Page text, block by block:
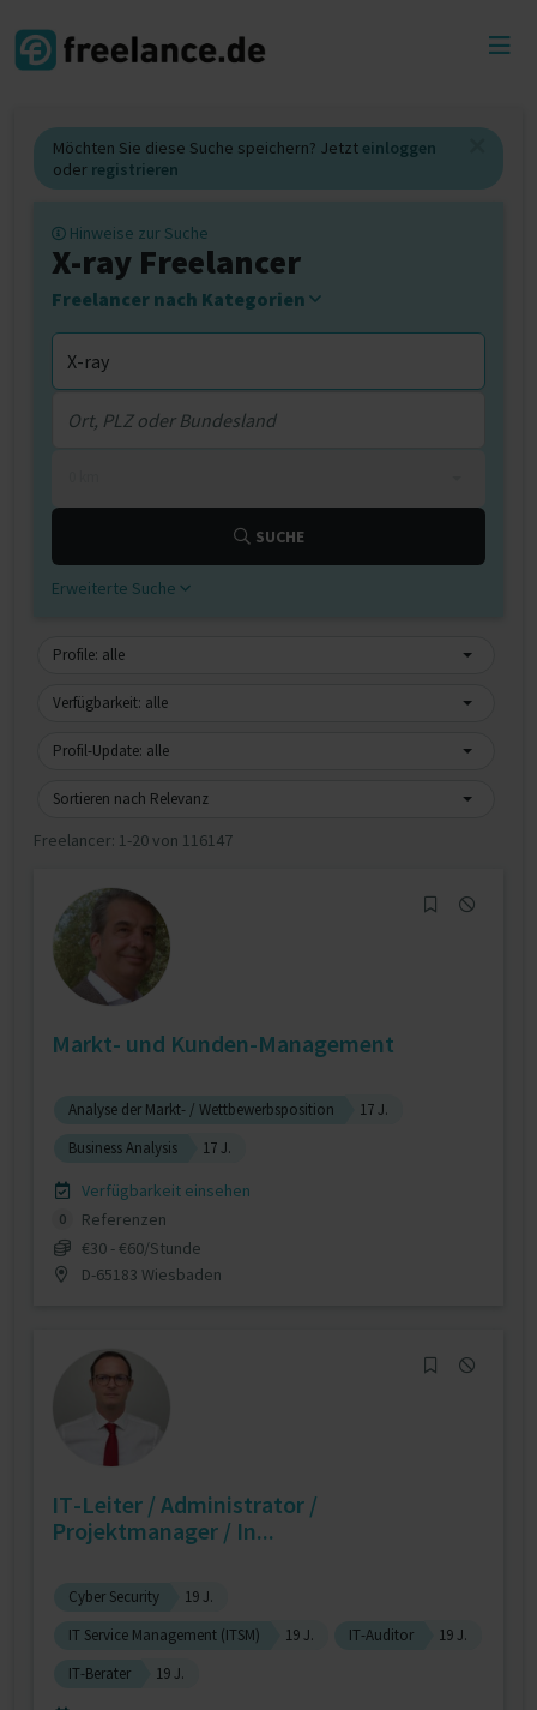
Möchten Sie diese Suche speichern? Jetzt einloggen
oder registrieren
Hinweise zur Suche
X-ray Freelancer
Freelancer nach Kategorien
SUCHE
Erweiterte Suche
Profile: alle
Verfügbarkeit: alle
Profil-Update: alle
Sortieren nach Relevanz
Freelancer: 1-20 von 116147
Markt- und Kunden-Management
Analyse der Markt- / Wettbewerbsposition
17 J.
Business Analysis
17 J.
Verfügbarkeit einsehen
0
Referenzen
€30 - €60/Stunde
D-65183 Wiesbaden
IT-Leiter / Administrator /
Projektmanager / In...
Cyber Security
19 J.
IT Service Management (ITSM)
19 J. IT-Auditor
19 J.
IT-Berater
19 J.